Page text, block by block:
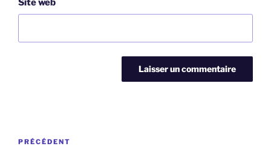
Site web
Navigation
Article
PRÉCÉDENT